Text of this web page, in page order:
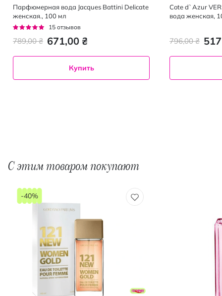
Парфюмерная вода Jacques Battini Delicate
женская., 100 мл
Рейтинг:
15 отзывов
671,00 ₴
789,00 ₴
Купить
Cote d`Azur
вода женская,
796,00 ₴
С этим товаром покупают
-40%